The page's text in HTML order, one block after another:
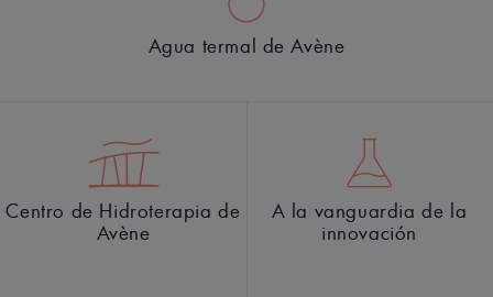
Agua termal de Avène
Centro de Hidroterapia de
Avène
A la vanguardia de la
innovación